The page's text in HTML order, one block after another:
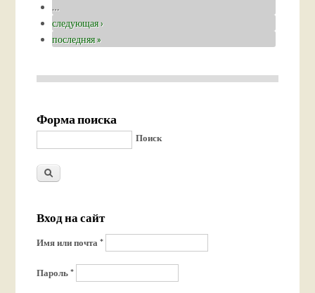
…
следующая ›
последняя »
Форма поиска
Поиск
Вход на сайт
Имя или почта*
Пароль*